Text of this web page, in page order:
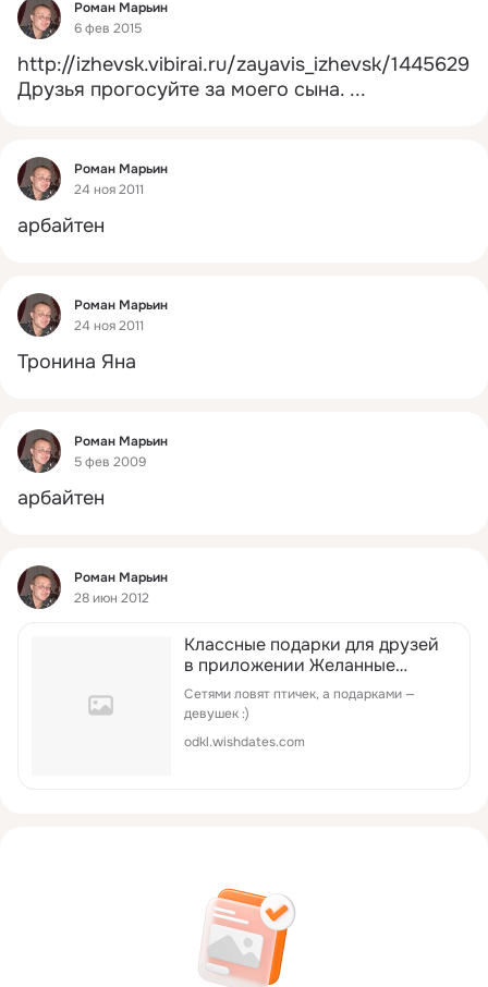
Фид
Роман Марьин
6 фев 2015
http://izhevsk.vibirai.ru/zayavis_izhevsk/1445629
Друзья прогосуйте за моего сына. ...
Фид
Роман Марьин
24 ноя 2011
арбайтен
Фид
Роман Марьин
24 ноя 2011
Тронина Яна
Фид
Роман Марьин
5 фев 2009
арбайтен
Фид
Роман Марьин
28 июн 2012
Классные подарки для друзей
в приложении Желанные
Встречи!
Сетями ловят птичек, а подарками —
девушек :)
odkl.wishdates.com